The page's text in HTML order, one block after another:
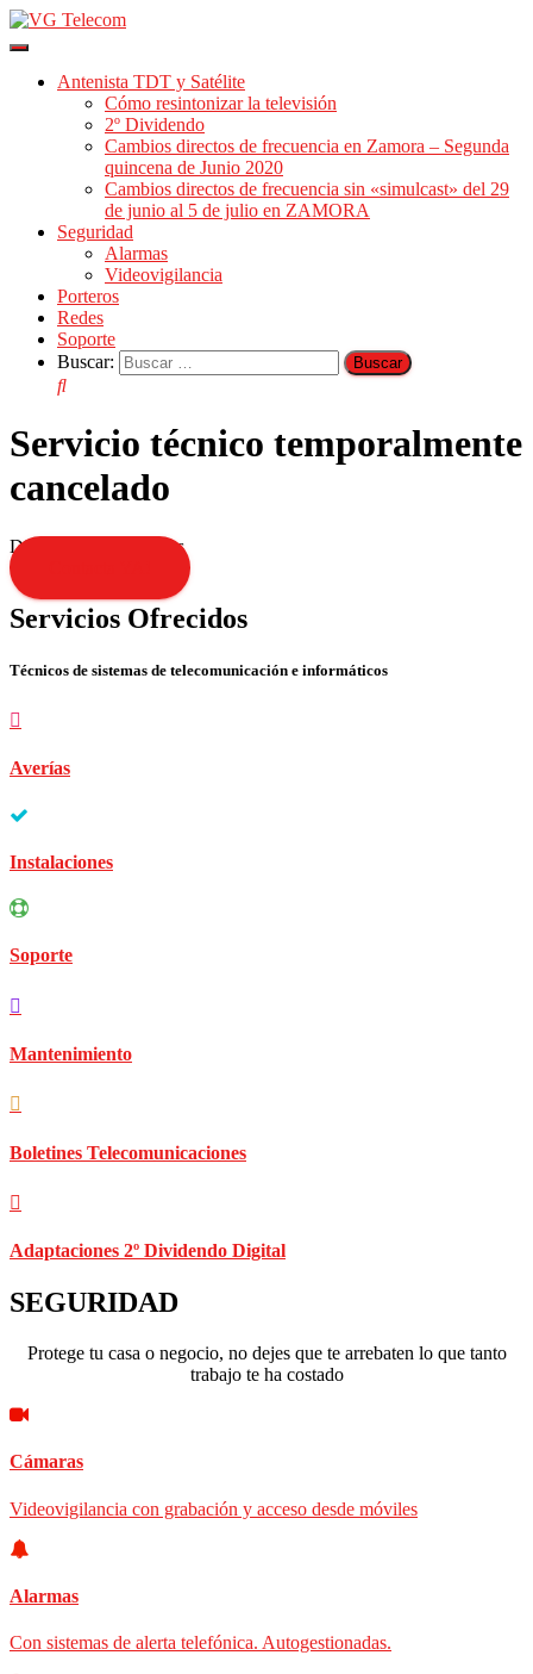
Cambiar
navegación
Antenista TDT y Satélite
Cómo resintonizar la televisión
2º Dividendo
Cambios directos de frecuencia en Zamora – Segunda
quincena de Junio 2020
Cambios directos de frecuencia sin «simulcast» del 29
de junio al 5 de julio en ZAMORA
Seguridad
Alarmas
Videovigilancia
Porteros
Redes
Soporte
Buscar:
Servicio técnico temporalmente
cancelado
Disculpen las molestias
Servicios Ofrecidos
Técnicos de sistemas de telecomunicación e informáticos
Averías
Instalaciones
Soporte
Mantenimiento
Boletines Telecomunicaciones
Adaptaciones 2º Dividendo Digital
SEGURIDAD
Protege tu casa o negocio, no dejes que te arrebaten lo que tanto
trabajo te ha costado
Cámaras
Videovigilancia con grabación y acceso desde móviles
Alarmas
Con sistemas de alerta telefónica. Autogestionadas.